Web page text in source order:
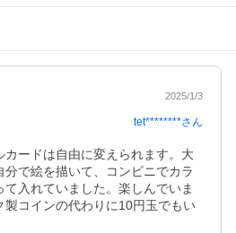
2025/1/3
tet********さん
ードは自由に変えられます。大
で絵を描いて、コンビニでカラ
入れていました。楽しんでいま
製コインの代わりに10円玉でもい